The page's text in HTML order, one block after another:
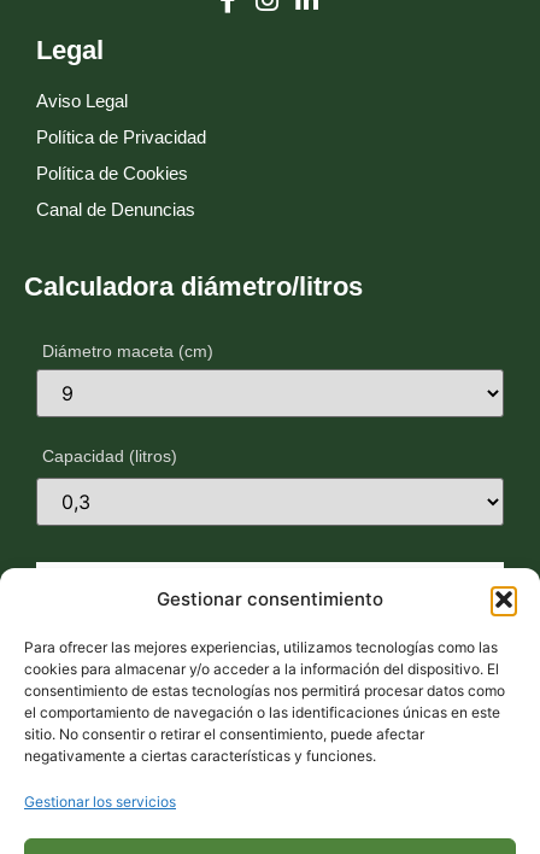
Gestionar consentimiento
Para ofrecer las mejores experiencias, utilizamos tecnologías como las
cookies para almacenar y/o acceder a la información del dispositivo. El
consentimiento de estas tecnologías nos permitirá procesar datos como
el comportamiento de navegación o las identificaciones únicas en este
sitio. No consentir o retirar el consentimiento, puede afectar
negativamente a ciertas características y funciones.
Gestionar los servicios
Legal
Aviso Legal
Política de Privacidad
Política de Cookies
Canal de Denuncias
Calculadora diámetro/litros
Diámetro maceta (cm)
Capacidad (litros)